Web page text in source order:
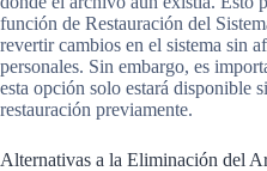
función de Restauración del
revertir cambios en el sistema sin
personales. Sin embargo, es
esta opción solo estará disponible
restauración previamente.
Alternativas a la Eliminación del